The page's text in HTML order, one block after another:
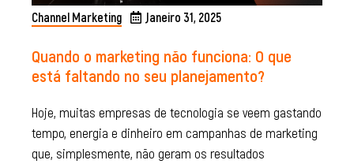
Channel Marketing Janeiro 31, 2025
Quando o marketing não funciona: O que
está faltando no seu planejamento?
Hoje, muitas empresas de tecnologia se veem gastando
tempo, energia e dinheiro em campanhas de marketing
que, simplesmente, não geram os resultados